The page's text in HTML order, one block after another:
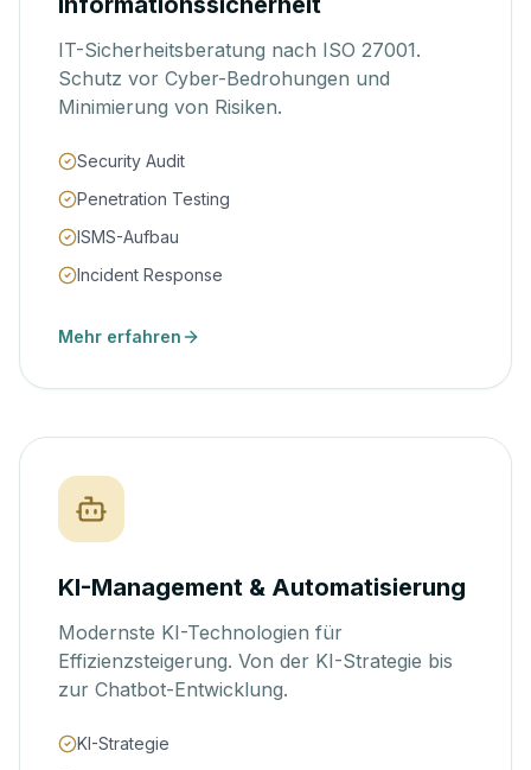
IT-Sicherheitsberatung nach ISO 27001.
Schutz vor Cyber-Bedrohungen und
Minimierung von Risiken.
Security Audit
Penetration Testing
ISMS-Aufbau
Incident Response
Mehr erfahren
KI-Management & Automatisierung
Modernste KI-Technologien für
Effizienzsteigerung. Von der KI-Strategie bis
zur Chatbot-Entwicklung.
KI-Strategie